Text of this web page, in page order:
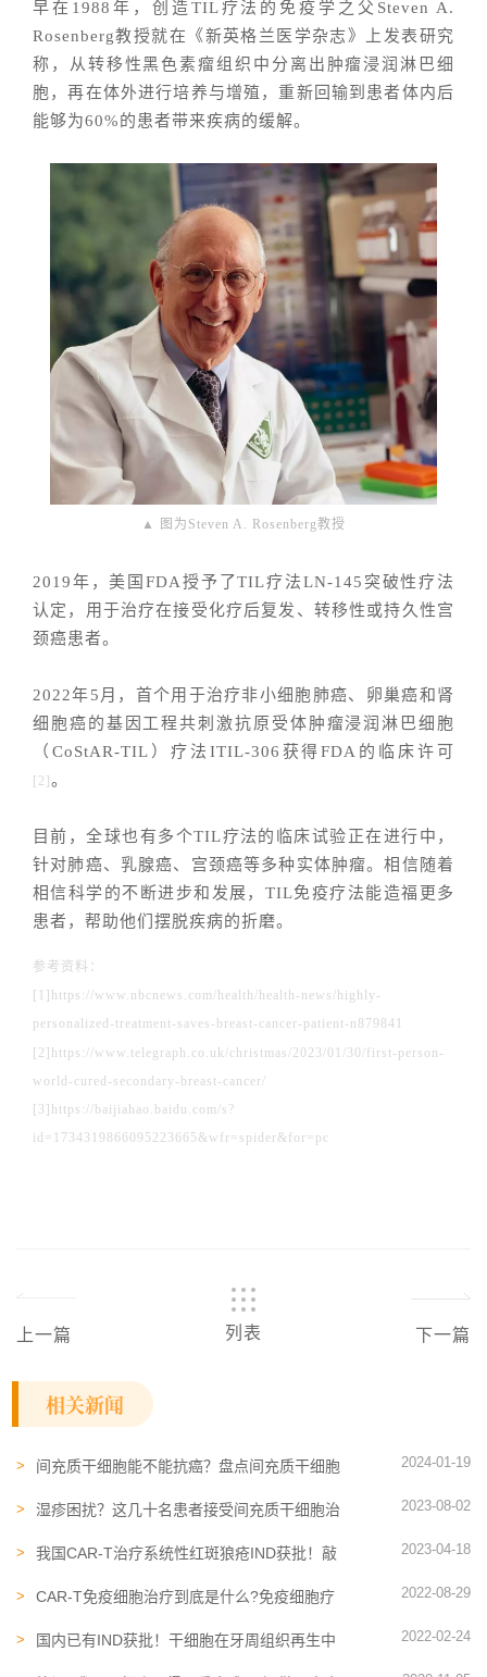
早在1988年，创造TIL疗法的免疫学之父Steven A.
Rosenberg教授就在《新英格兰医学杂志》上发表研究
称，从转移性黑色素瘤组织中分离出肿瘤浸润淋巴细
胞，再在体外进行培养与增殖，重新回输到患者体内后
能够为60%的患者带来疾病的缓解。
▲ 图为Steven A. Rosenberg教授
2019年，美国FDA授予了TIL疗法LN-145突破性疗法
认定，用于治疗在接受化疗后复发、转移性或持久性宫
颈癌患者。
2022年5月，首个用于治疗非小细胞肺癌、卵巢癌和肾
细胞癌的基因工程共刺激抗原受体肿瘤浸润淋巴细胞
（CoStAR-TIL）疗法ITIL-306获得FDA的临床许可
[2]。
目前，全球也有多个TIL疗法的临床试验正在进行中，
针对肺癌、乳腺癌、宫颈癌等多种实体肿瘤。相信随着
相信科学的不断进步和发展，TIL免疫疗法能造福更多
患者，帮助他们摆脱疾病的折磨。
参考资料：
[ 1 ]https://www.nbcnews.com/health/health-news/highly-
personalized-treatment-saves-breast-cancer-patient-n879841
[2]https://www.telegraph.co.uk/christmas/2023/01/30/first-person-
world-cured-secondary-breast-cancer/
[3]https://baijiahao.baidu.com/s?
id=1734319866095223665&wfr=spider&for=pc
上一篇 列表 下一篇
相关新闻
间充质干细胞能不能抗癌？盘点间充质干细胞
2024-01-19
湿疹困扰？这几十名患者接受间充质干细胞治
2023-08-02
我国CAR-T治疗系统性红斑狼疮IND获批！敲
2023-04-18
CAR-T免疫细胞治疗到底是什么?免疫细胞疗
2022-08-29
国内已有IND获批！干细胞在牙周组织再生中
2022-02-24